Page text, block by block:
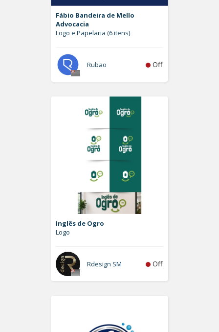
Fábio Bandeira de Mello
Advocacia
Logo e Papelaria (6 itens)
Rubao Off
Inglês de Ogro
Logo
Rdesign SM Off